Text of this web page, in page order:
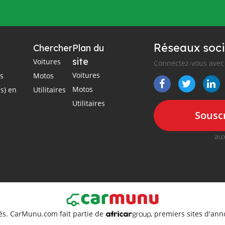
en
Chercher
Voitures
Motos
Utilitaires
Plan du
site
Voitures
Motos
Utilitaires
Réseaux
Connectez-vous
CarMunu.com fait partie de , premiers sites